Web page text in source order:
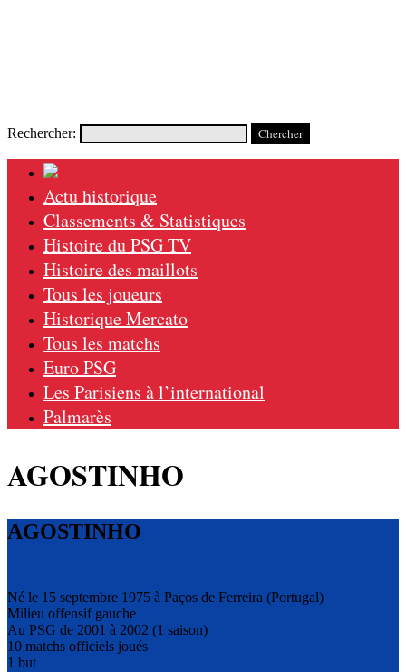
Rechercher:
Actu historique
Classements & Statistiques
Histoire du PSG TV
Histoire des maillots
Tous les joueurs
Historique Mercato
Tous les matchs
Euro PSG
Les Parisiens à l’international
Palmarès
AGOSTINHO
AGOSTINHO
Né le 15 septembre 1975 à Paços de Ferreira (Portugal)
Milieu offensif gauche
Au PSG de 2001 à 2002 (1 saison)
10 matchs officiels joués
1 but